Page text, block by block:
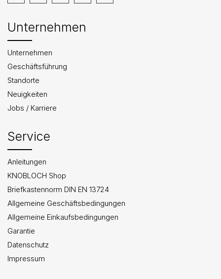
Unternehmen
Unternehmen
Geschäftsführung
Standorte
Neuigkeiten
Jobs / Karriere
Service
Anleitungen
KNOBLOCH Shop
Briefkastennorm DIN EN 13724
Allgemeine Geschäftsbedingungen
Allgemeine Einkaufsbedingungen
Garantie
Datenschutz
Impressum